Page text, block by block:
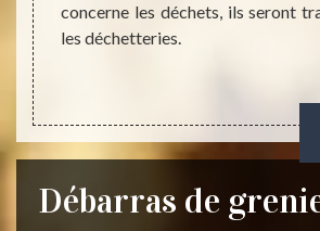
concerne les déchets, ils seront
les déchetteries.
Débarras de